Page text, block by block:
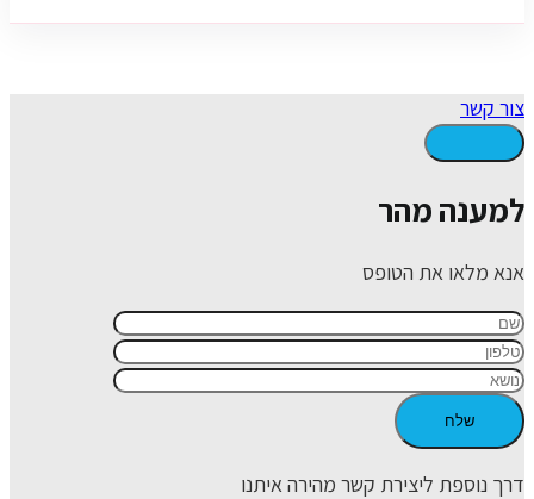
צור קשר
למענה מהר
אנא מלאו את הטופס
דרך נוספת ליצירת קשר מהירה איתנו